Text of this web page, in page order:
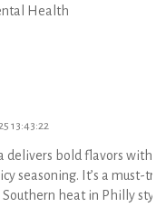
Health
13:43:22
delivers bold flavors with
seasoning. It’s a must-try
Southern heat in Philly